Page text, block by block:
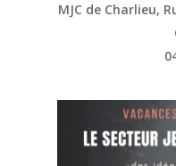
MJC de Charlieu,